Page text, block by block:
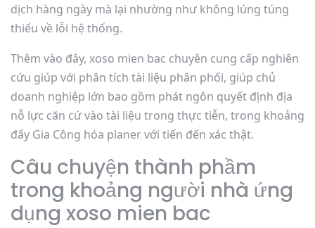
dịch hàng ngày mà lại nhường như không lúng túng
thiếu về lỗi hệ thống.
Thêm vào đây, xoso mien bac chuyên cung cấp nghiên
cứu giúp với phân tích tài liệu phân phối, giúp chủ
doanh nghiệp lớn bao gồm phát ngôn quyết định địa
nỗ lực căn cứ vào tài liệu trong thực tiễn, trong khoảng
đấy Gia Công hóa planer với tiến đến xác thật.
Câu chuyện thành phầm
trong khoảng người nhà ứng
dụng xoso mien bac